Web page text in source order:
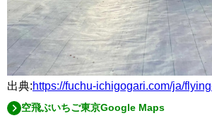
出典:https://fuchu-ichigogari.com/ja/
空飛ぶいちご東京Google Maps